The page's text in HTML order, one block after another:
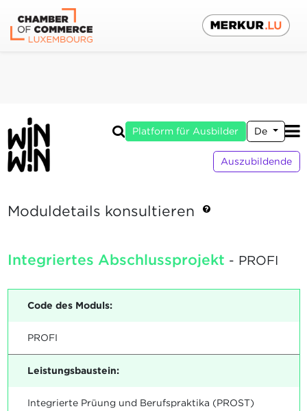
Platform für Ausbilder De
Auszubildende
Moduldetails konsultieren
Integriertes Abschlussprojekt - PROFI
Code des Moduls:
PROFI
Leistungsbaustein:
Integrierte Prüung und Berufspraktika (PROST)